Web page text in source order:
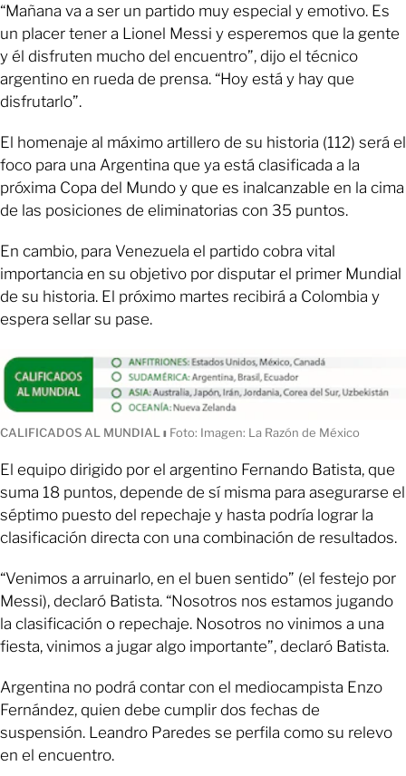
“Mañana va a ser un partido muy especial y emotivo. Es
un placer tener a Lionel Messi y esperemos que la gente
y él disfruten mucho del encuentro”, dijo el técnico
argentino en rueda de prensa. “Hoy está y hay que
disfrutarlo”.
El homenaje al máximo artillero de su historia (112) será el
foco para una Argentina que ya está clasificada a la
próxima Copa del Mundo y que es inalcanzable en la cima
de las posiciones de eliminatorias con 35 puntos.
En cambio, para Venezuela el partido cobra vital
importancia en su objetivo por disputar el primer Mundial
de su historia. El próximo martes recibirá a Colombia y
espera sellar su pase.
CALIFICADOS AL MUNDIALı Foto: Imagen: La Razón de México
El equipo dirigido por el argentino Fernando Batista, que
suma 18 puntos, depende de sí misma para asegurarse el
séptimo puesto del repechaje y hasta podría lograr la
clasificación directa con una combinación de resultados.
“Venimos a arruinarlo, en el buen sentido” (el festejo por
Messi), declaró Batista. “Nosotros nos estamos jugando
la clasificación o repechaje. Nosotros no vinimos a una
fiesta, vinimos a jugar algo importante”, declaró Batista.
Argentina no podrá contar con el mediocampista Enzo
Fernández, quien debe cumplir dos fechas de
suspensión. Leandro Paredes se perfila como su relevo
en el encuentro.